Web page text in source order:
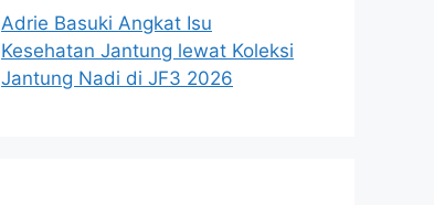
Adrie Basuki Angkat Isu
Kesehatan Jantung lewat Koleksi
Jantung Nadi di JF3 2026